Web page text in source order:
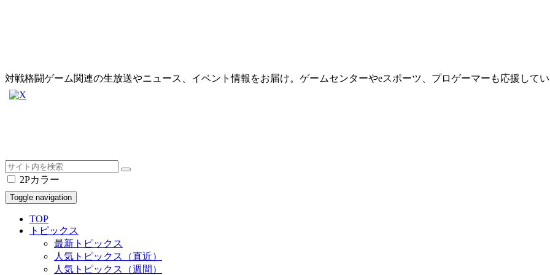
対戦格闘ゲーム関連の生放送やニュース、イベント情報をお届け。ゲームセンターやeスポーツ、プロゲーマーも応援して
2Pカラー
Toggle navigation
TOP
トピックス
最新トピックス
人気トピックス（直近）
人気トピックス（週間）